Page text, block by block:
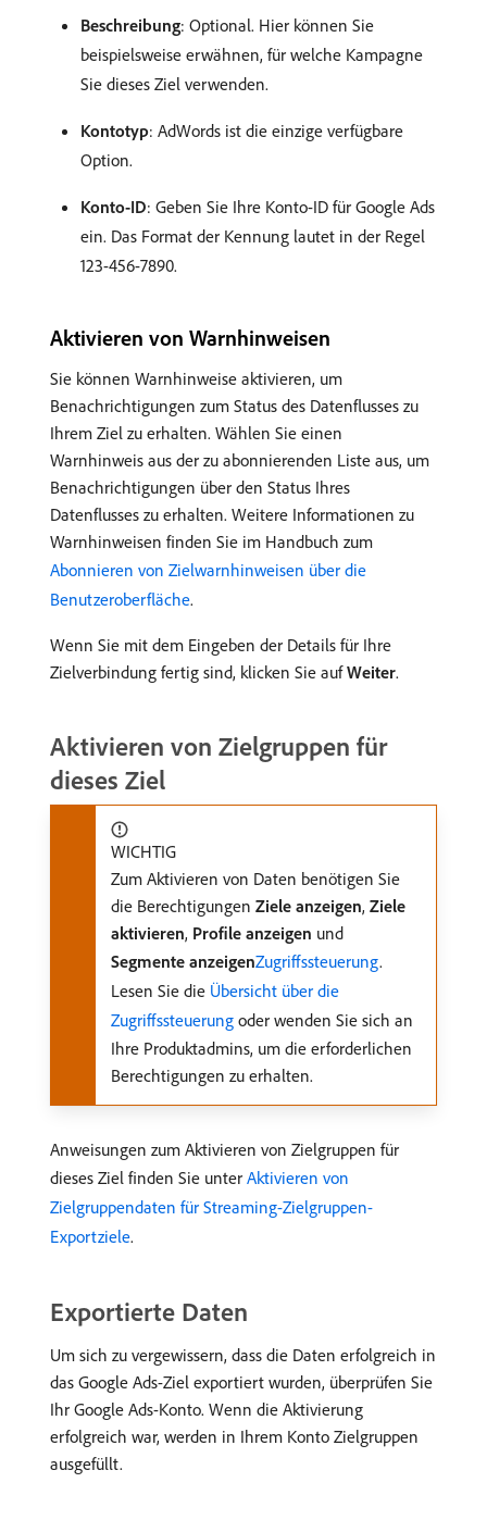
Beschreibung: Optional. Hier können Sie
beispielsweise erwähnen, für welche Kampagne
Sie dieses Ziel verwenden.
Kontotyp: AdWords ist die einzige verfügbare
Option.
Konto-ID: Geben Sie Ihre Konto-ID für Google Ads
ein. Das Format der Kennung lautet in der Regel
123-456-7890.
Aktivieren von Warnhinweisen
Sie können Warnhinweise aktivieren, um
Benachrichtigungen zum Status des Datenflusses zu
Ihrem Ziel zu erhalten. Wählen Sie einen
Warnhinweis aus der zu abonnierenden Liste aus, um
Benachrichtigungen über den Status Ihres
Datenflusses zu erhalten. Weitere Informationen zu
Warnhinweisen finden Sie im Handbuch zum
Abonnieren von Zielwarnhinweisen über die
Benutzeroberfläche.
Wenn Sie mit dem Eingeben der Details für Ihre
Zielverbindung fertig sind, klicken Sie aufWeiter.
Aktivieren von Zielgruppen für
dieses Ziel
WICHTIG
Zum Aktivieren von Daten benötigen Sie
die Berechtigungen Ziele anzeigen, Ziele
aktivieren, Profile anzeigen und
Segmente anzeigenZugriffssteuerung.
Lesen Sie die Übersicht über die
Zugriffssteuerung oder wenden Sie sich an
Ihre Produktadmins, um die erforderlichen
Berechtigungen zu erhalten.
Anweisungen zum Aktivieren von Zielgruppen für
dieses Ziel finden Sie unter Aktivieren von
Zielgruppendaten für Streaming-Zielgruppen-
Exportziele.
Exportierte Daten
Um sich zu vergewissern, dass die Daten erfolgreich in
das Google Ads-Ziel exportiert wurden, überprüfen Sie
Ihr Google Ads-Konto. Wenn die Aktivierung
erfolgreich war, werden in Ihrem Konto Zielgruppen
ausgefüllt.